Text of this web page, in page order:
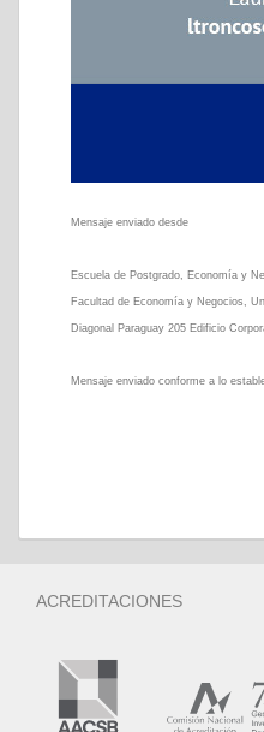
Mensaje enviado desde
Escuela de Postgrado, Economía y
Facultad de Economía y Negocios,
Diagonal Paraguay 205 Edificio
Mensaje enviado conforme a lo
ACREDITACIONES